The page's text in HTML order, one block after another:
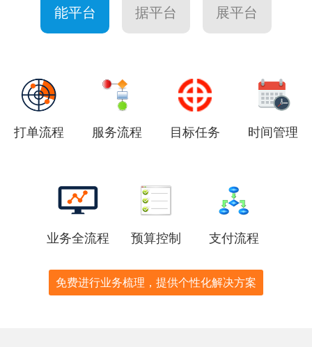
能平台
据平台
展平台
打单流程 服务流程 目标任务 时间管理
业务全流程 预算控制 支付流程
免费进行业务梳理，提供个性化解决方案